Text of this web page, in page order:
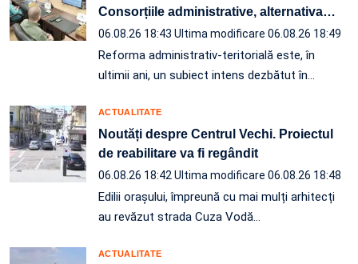
Consorțiile administrative, alternativa…
06.08.26 18:43 Ultima modificare 06.08.26 18:49
Reforma administrativ-teritorială este, în
ultimii ani, un subiect intens dezbătut în…
ACTUALITATE
Noutăți despre Centrul Vechi. Proiectul
de reabilitare va fi regândit
06.08.26 18:42 Ultima modificare 06.08.26 18:48
Edilii orașului, împreună cu mai mulți arhitecți
au revăzut strada Cuza Vodă…
ACTUALITATE